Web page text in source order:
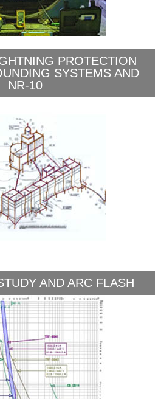
PROTECTION
SYSTEMS AND
NR-10
AND ARC FLASH